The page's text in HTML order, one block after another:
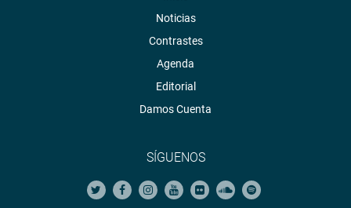
Noticias
Contrastes
Agenda
Editorial
Damos Cuenta
SÍGUENOS